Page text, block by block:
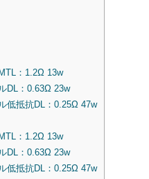
：1.2Ω 13w
DL：0.63Ω 23w
低抵抗DL：0.25Ω 47w
：1.2Ω 13w
DL：0.63Ω 23w
低抵抗DL：0.25Ω 47w